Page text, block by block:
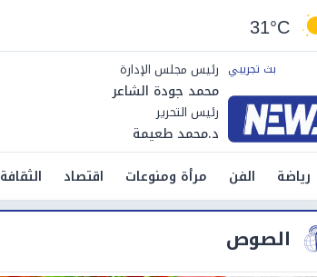
31°C
رئيس مجلس الإدارة
محمد جودة الشاعر
رئيس التحرير
د.محمد طعيمة
رياضة الفن مرأة ومنوعات اقتصاد الثقافة
الصوص